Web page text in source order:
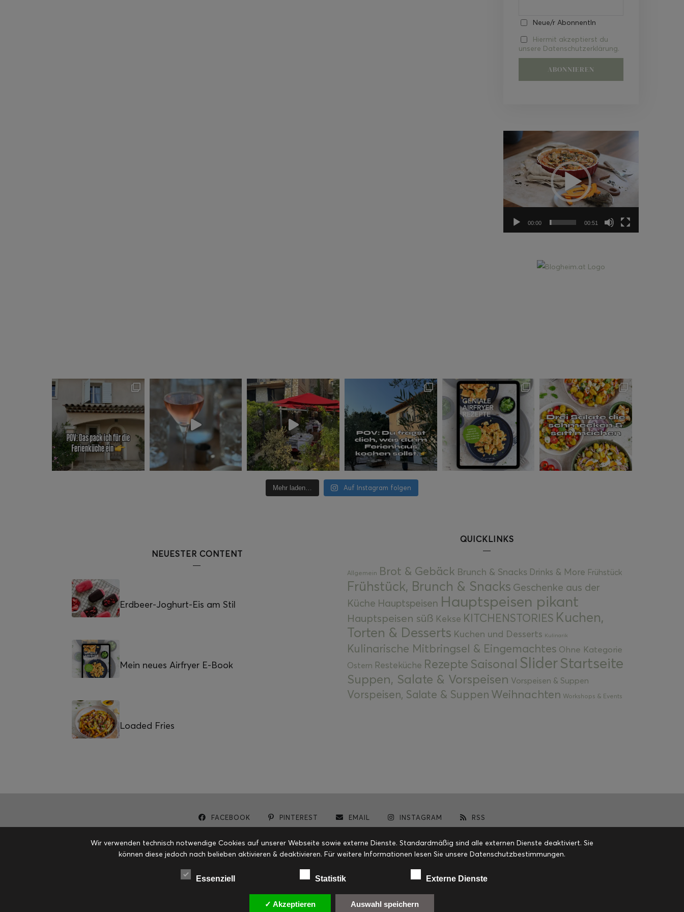
Neue/r AbonnentIn
Hiermit akzeptierst du
unsere Datenschutzerklärung.
Video-
Player
00:00 00:51
Mehr laden… Auf Instagram folgen
NEUESTER CONTENT
Erdbeer-Joghurt-Eis am Stil
Mein neues Airfryer E-Book
Loaded Fries
QUICKLINKS
Allgemein Brot & Gebäck Brunch & Snacks Drinks & More Frühstück
Frühstück, Brunch & Snacks Geschenke aus der
Küche Hauptspeisen Hauptspeisen pikant
Hauptspeisen süß Kekse KITCHENSTORIES Kuchen,
Torten & Desserts Kuchen und Desserts Kulinarik
Kulinarische Mitbringsel & Eingemachtes Ohne Kategorie
Ostern Resteküche Rezepte Saisonal SliderStartseite
Suppen, Salate & Vorspeisen Vorspeisen & Suppen
Vorspeisen, Salate & Suppen Weihnachten Workshops & Events
FACEBOOK PINTEREST EMAIL INSTAGRAM RSS
Wir verwenden technisch notwendige Cookies auf unserer Webseite sowie externe Dienste. Standardmäßig sind alle externen Dienste deaktiviert. Sie
können diese jedoch nach belieben aktivieren & deaktivieren. Für weitere Informationen lesen Sie unsere Datenschutzbestimmungen.
Essenziell Statistik Externe Dienste
✓ Akzeptieren Auswahl speichern